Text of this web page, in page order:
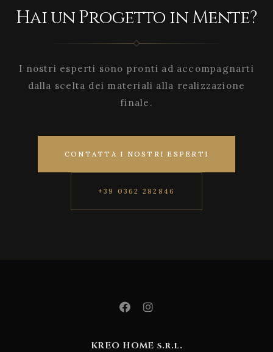
Hai un Progetto in Mente?
I nostri esperti sono pronti ad accompagnarti
dalla scelta dei materiali alla realizzazione
finale.
CONTATTA I NOSTRI ESPERTI
+39 0362 282846
KREO HOME s.r.l.